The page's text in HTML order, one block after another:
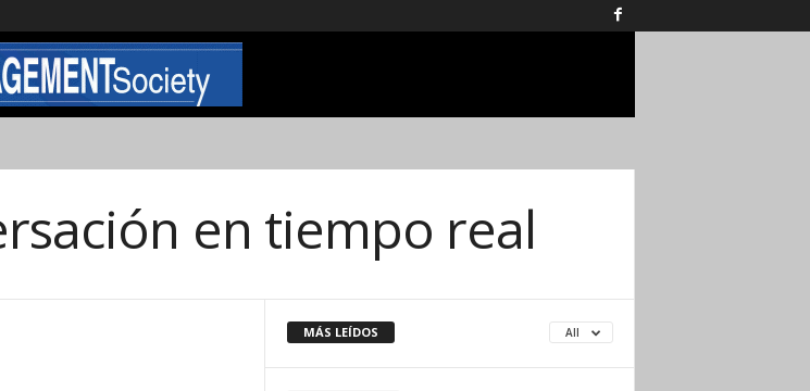
en tiempo real
MÁS LEÍDOS All